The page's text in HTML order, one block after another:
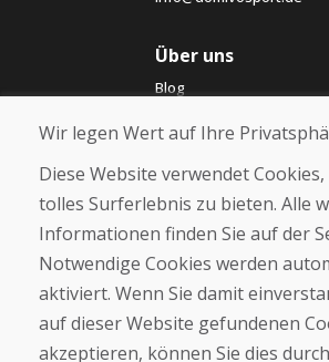
Über uns
Blog
Geschäft
Kaufen
E-Shop
Impressum
Geschäftsbedingungen
Zahlung
Beschwerde
Wir legen Wert auf Ihre
Diese Website verwendet
tolles Surferlebnis zu bieten. Alle
Informationen finden Sie auf der
Notwendige Cookies werden
aktiviert. Wenn Sie damit
auf dieser Website gefundenen
akzeptieren, können Sie dies